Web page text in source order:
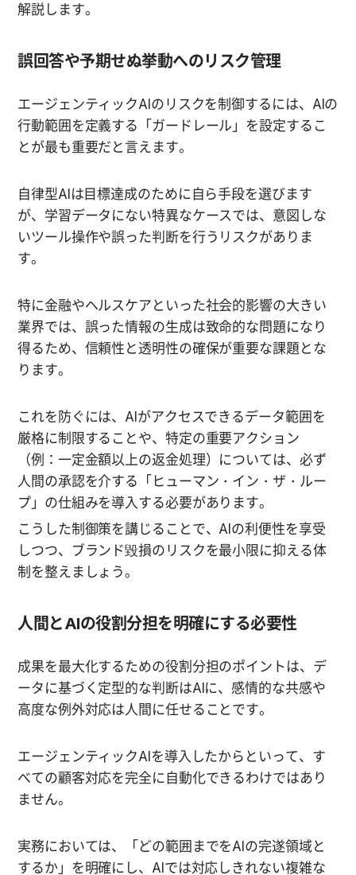
解説します。
誤回答や予期せぬ挙動へのリスク管理
エージェンティックAIのリスクを制御するには、AIの
行動範囲を定義する「ガードレール」を設定するこ
とが最も重要だと言えます。
自律型AIは目標達成のために自ら手段を選びます
が、学習データにない特異なケースでは、意図しな
いツール操作や誤った判断を行うリスクがありま
す。
特に金融やヘルスケアといった社会的影響の大きい
業界では、誤った情報の生成は致命的な問題になり
得るため、信頼性と透明性の確保が重要な課題とな
ります。
これを防ぐには、AIがアクセスできるデータ範囲を
厳格に制限することや、特定の重要アクション
（例：一定金額以上の返金処理）については、必ず
人間の承認を介する「ヒューマン・イン・ザ・ルー
プ」の仕組みを導入する必要があります。
こうした制御策を講じることで、AIの利便性を享受
しつつ、ブランド毀損のリスクを最小限に抑える体
制を整えましょう。
人間とAIの役割分担を明確にする必要性
成果を最大化するための役割分担のポイントは、デ
ータに基づく定型的な判断はAIに、感情的な共感や
高度な例外対応は人間に任せることです。
エージェンティックAIを導入したからといって、す
べての顧客対応を完全に自動化できるわけではあり
ません。
実務においては、「どの範囲までをAIの完遂領域と
するか」を明確にし、AIでは対応しきれない複雑な